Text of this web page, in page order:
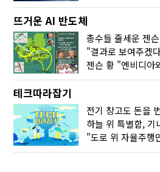
뜨거운 AI 반도체
젠슨 황 "엔비디아
테크따라잡기
하늘 위 특별함, 기